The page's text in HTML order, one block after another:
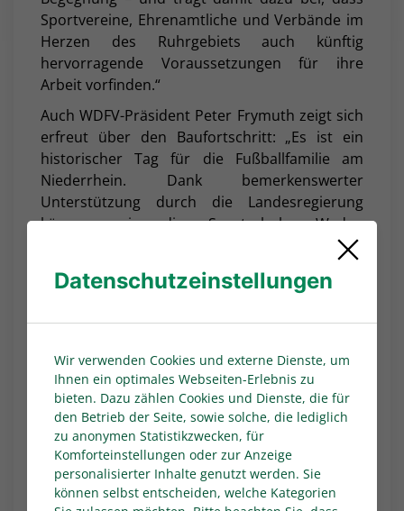
Sportvereine, Ehrenamtliche und Verbände im
Herzen des Ruhrgebiets auch künftig
hervorragende Voraussetzungen für ihre
Arbeit vorfinden.“
Auch WDFV-Präsident Peter Frymuth zeigt sich
erfreut über den Baufortschritt: „Es ist ein
historischer Tag für die Fußballfamilie am
Niederrhein. Dank bemerkenswerter
Unterstützung durch die Landesregierung
können wir die Sportschule Wedau
zukunftsorientiert ausrichten. Wir schaffen ein
Tagungszentrum für die vielfältigen Angebote
im Sport, aber auch für die umfangreichen
Begegnung für viele Kinder, Jugendliche und
Erwachsene, also für uns alle.“
Im Rahmen der Zeremonie versenkten Andrea
Milz und Peter Frymuth zudem eine Zeitkapsel.
Sie enthält eine Speicherkarte mit Fotos vom
Baufortschritt und einer Illustration des
künftigen Gebäudes, den FVN-Verbandstags-
Datenschutzeinstellungen
Wir verwenden Cookies und externe Dienste, um
Ihnen ein optimales Webseiten-Erlebnis zu
bieten. Dazu zählen Cookies und Dienste, die für
den Betrieb der Seite, sowie solche, die lediglich
zu anonymen Statistikzwecken, für
Komforteinstellungen oder zur Anzeige
personalisierter Inhalte genutzt werden. Sie
können selbst entscheiden, welche Kategorien